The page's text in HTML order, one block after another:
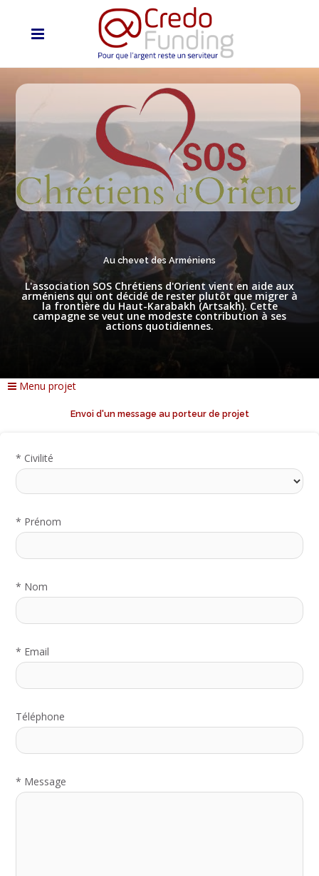
Au chevet des Arméniens
L'association SOS Chrétiens d'Orient vient en aide aux
arméniens qui ont décidé de rester plutôt que migrer à
la frontière du Haut-Karabakh (Artsakh). Cette
campagne se veut une modeste contribution à ses
actions quotidiennes.
Menu projet
Envoi d'un message au porteur de projet
* Civilité
* Prénom
* Nom
* Email
Téléphone
* Message